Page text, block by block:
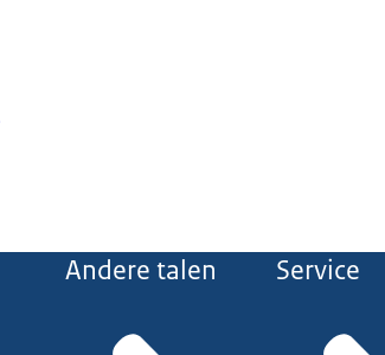
Andere talen Service